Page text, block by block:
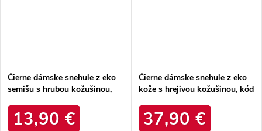
Čierne dámske snehule z eko
semišu s hrubou kožušinou,
BLACK
13,90 €
Čierne dámske snehule z eko
kože s hrejivou kožušinou, kód
BLACK
37,90 €